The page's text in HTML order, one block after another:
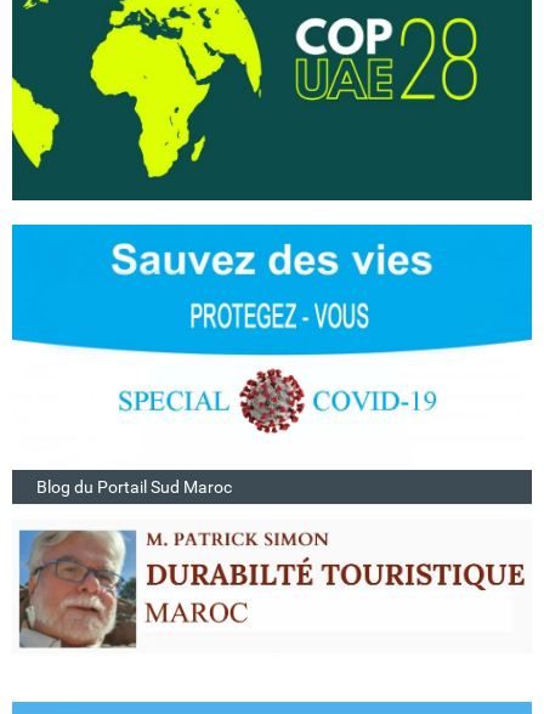
Blog du Portail Sud Maroc